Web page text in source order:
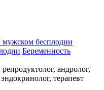
бесплодии
Беременность
андролог,
терапевт